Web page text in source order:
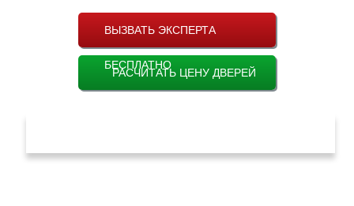
ВЫЗВАТЬ ЭКСПЕРТА
БЕСПЛАТНО
РАСЧИТАТЬ ЦЕНУ ДВЕРЕЙ